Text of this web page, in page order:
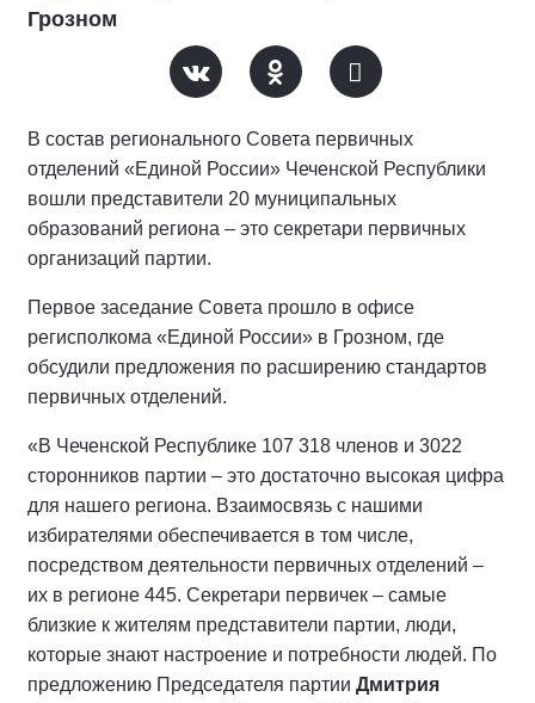
Грозном
В состав регионального Совета первичных
отделений «Единой России» Чеченской Республики
вошли представители 20 муниципальных
образований региона – это секретари первичных
организаций партии.
Первое заседание Совета прошло в офисе
регисполкома «Единой России» в Грозном, где
обсудили предложения по расширению стандартов
первичных отделений.
«В Чеченской Республике 107 318 членов и 3022
сторонников партии – это достаточно высокая цифра
для нашего региона. Взаимосвязь с нашими
избирателями обеспечивается в том числе,
посредством деятельности первичных отделений –
их в регионе 445. Секретари первичек – самые
близкие к жителям представители партии, люди,
которые знают настроение и потребности людей. По
предложению Председателя партии Дмитрия